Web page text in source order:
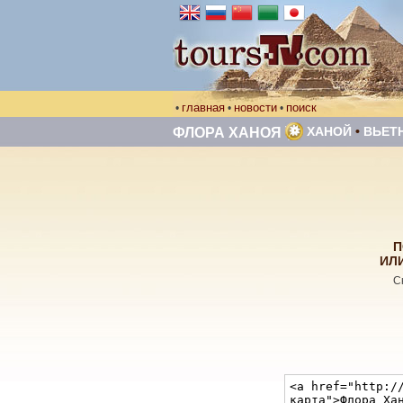
• главная • новости • поиск
ФЛОРА ХАНОЯ ХАНОЙ •